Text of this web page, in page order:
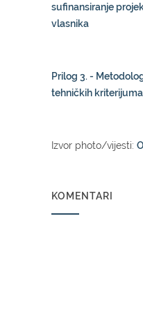
sufinansiranje
vlasnika
Prilog 3. -
tehničkih kriterijuma
Izvor photo/vijesti:
KOMENTARI